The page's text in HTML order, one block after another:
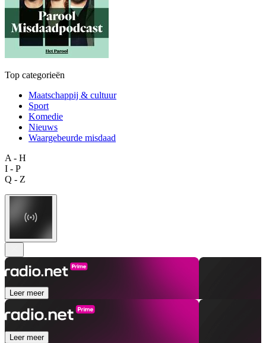
Top categorieën
Maatschappij & cultuur
Sport
Komedie
Nieuws
Waargebeurde misdaad
A - H
I - P
Q - Z
Leer meer
Leer meer